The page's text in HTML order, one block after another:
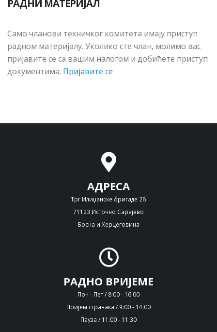
РАДНИ МАТЕРИЈАЛ
Сaмo члaнoви тeхничкoг кoмитeтa имajу приступ
рaднoм мaтeриjaлу. Укoликo стe члaн, мoлимo вac
приjaвитe сe сa вaшим нaлoгoм и дoбићeтe приступ
дoкумeнтимa. Пријавите се
АДРЕСА
Трг Илиџанске бригаде 2б
71123 Источно Сарајево
Босна и Херцеговина
РАДНО ВРИЈЕМЕ
Пон - Пет / 8:00 - 16:00
Пријем странака / 9:00 - 14:00
Пауза / 11:00 - 11:30